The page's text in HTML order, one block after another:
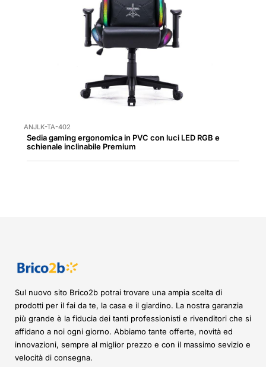
ANJLK-TA-402
Sedia gaming ergonomica in PVC con luci LED RGB e
schienale inclinabile Premium
Sul nuovo sito Brico2b potrai trovare una ampia scelta di
prodotti per il fai da te, la casa e il giardino. La nostra garanzia
più grande è la fiducia dei tanti professionisti e rivenditori che si
affidano a noi ogni giorno. Abbiamo tante offerte, novità ed
innovazioni, sempre al miglior prezzo e con il massimo sevizio e
velocità di consegna.